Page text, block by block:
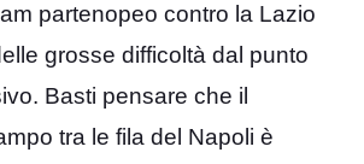
partenopeo contro la Lazio
grosse difficoltà dal punto
Basti pensare che il
tra le fila del Napoli è